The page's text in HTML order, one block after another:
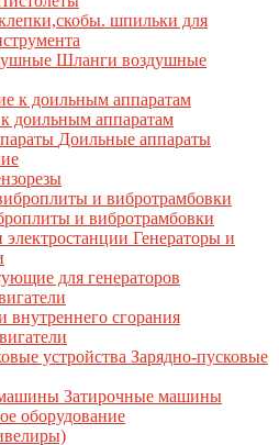
шпильки для
Шланги воздушные
доильным аппаратам
Доильные аппараты
и вибротрамбовки
Генераторы и
для генераторов
внутреннего сгорания
Зарядно-пусковые
Затирочные машины